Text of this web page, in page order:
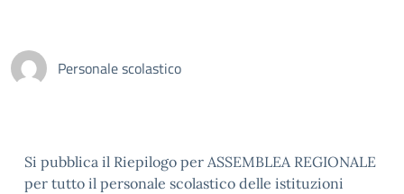
Personale scolastico
Si pubblica il Riepilogo per ASSEMBLEA REGIONALE
per tutto il personale scolastico delle istituzioni